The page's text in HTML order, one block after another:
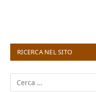
RICERCA NEL SITO